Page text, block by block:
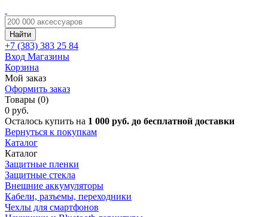
Найти
+7 (383) 383 25 84
Вход Магазины
Корзина
Мой заказ
Оформить заказ
Товары (0)
0 руб.
Осталось купить на 1 000 руб. до бесплатной доставки
Вернуться к покупкам
Каталог
Каталог
Защитные пленки
Защитные стекла
Внешние аккумуляторы
Кабели, разъемы, переходники
Чехлы для смартфонов